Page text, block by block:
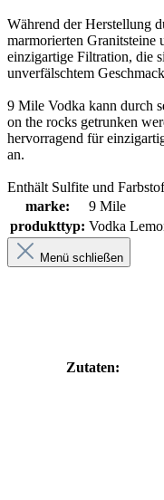
Während der Herstellung
marmorierten Granitsteine
einzigartige Filtration, die
unverfälschtem
9 Mile Vodka kann durch
on the rocks getrunken
hervorragend für
an.
Enthält Sulfite und
marke:
9 Mile
produkttyp: Vodka
Menü schließen
Zutaten: